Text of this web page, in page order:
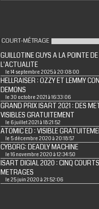
COURT-MÉTRAGE
GUILLOTINE GUYS A LA POINTE DE
L'ACTUALITE
le 14 septembre 2025 à 20:08:00
HELLRAISER : OZZY ET LEMMY
DEMONS
le 30 octobre 2021 à 16:33:06
GRAND PRIX ISART 2021 : DES
VISIBLES GRATUITEMENT
le 6 juillet 2021 à 18:21:52
ATOMIC ED : VISIBLE
le 5 décembre 2020 à 20:18:57
CYBORG: DEADLY MACHINE
le 16 novembre 2020 à 12:34:50
ISART DIGIAL 2020 : CINQ
METRAGES
le 25 juin 2020 à 21:52:06